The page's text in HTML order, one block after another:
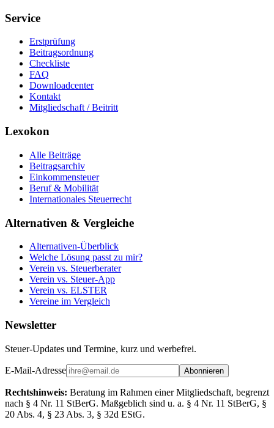
Service
Erstprüfung
Beitragsordnung
Checkliste
FAQ
Downloadcenter
Kontakt
Mitgliedschaft / Beitritt
Lexokon
Alle Beiträge
Beitragsarchiv
Einkommensteuer
Beruf & Mobilität
Internationales Steuerrecht
Alternativen & Vergleiche
Alternativen-Überblick
Welche Lösung passt zu mir?
Verein vs. Steuerberater
Verein vs. Steuer-App
Verein vs. ELSTER
Vereine im Vergleich
Newsletter
Steuer-Updates und Termine, kurz und werbefrei.
E-Mail-Adresse Abonnieren
Rechtshinweis: Beratung im Rahmen einer Mitgliedschaft, begrenzt
nach § 4 Nr. 11 StBerG. Maßgeblich sind u. a. § 4 Nr. 11 StBerG, §
20 Abs. 4, § 23 Abs. 3, § 32d EStG.